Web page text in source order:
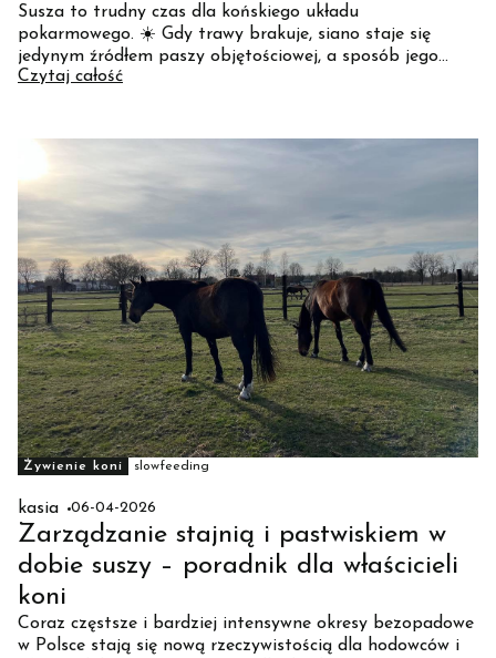
Susza to trudny czas dla końskiego układu
pokarmowego. ☀️ Gdy trawy brakuje, siano staje się
jedynym źródłem paszy objętościowej, a sposób jego
podania ma ogromne znaczenie! Dlaczego warto
pyłu – chronisz drogi oddechowe przed kurzem z siana.
(zapiaszczenia).
Czytaj całość
Żywienie koni slowfeeding
kasia 06-04-2026
Zarządzanie stajnią i pastwiskiem w
dobie suszy – poradnik dla właścicieli
koni
Coraz częstsze i bardziej intensywne okresy bezopadowe
w Polsce stają się nową rzeczywistością dla hodowców i